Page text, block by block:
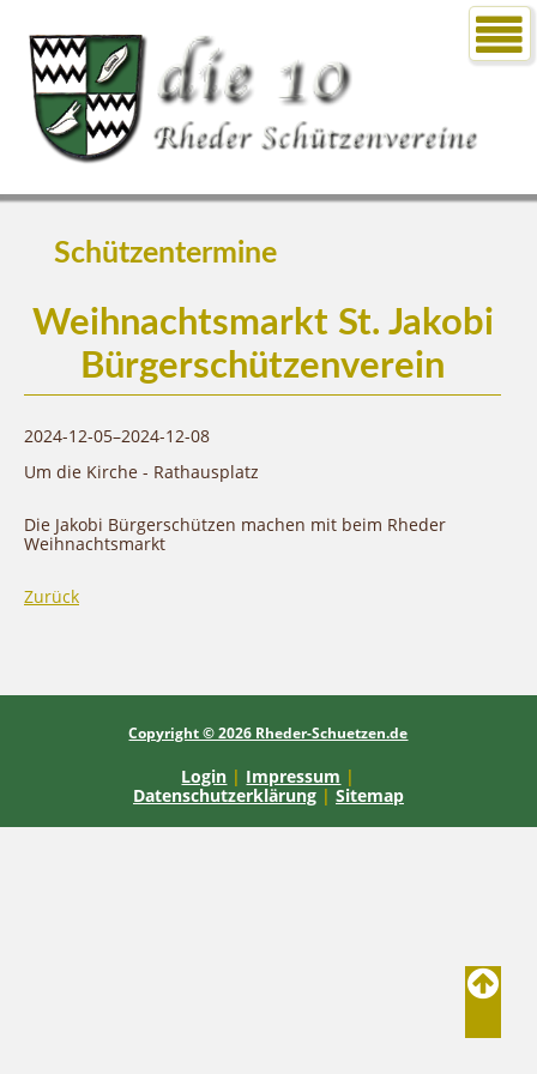
Schützentermine
Weihnachtsmarkt St. Jakobi
Bürgerschützenverein
2024-12-05–2024-12-08
Um die Kirche - Rathausplatz
Die Jakobi Bürgerschützen machen mit beim Rheder
Weihnachtsmarkt
Zurück
Copyright © 2026 Rheder-Schuetzen.de
Login | Impressum |
Datenschutzerklärung | Sitemap